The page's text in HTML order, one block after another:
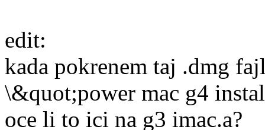
edit:
kada pokrenem taj .dmg
\&quot;power mac g4
oce li to ici na g3 imac.a?